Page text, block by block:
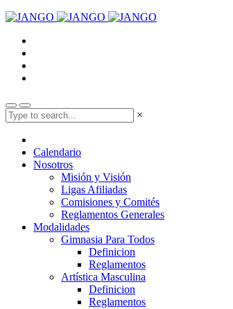
×
Calendario
Nosotros
Misión y Visión
Ligas Afiliadas
Comisiones y Comités
Reglamentos Generales
Modalidades
Gimnasia Para Todos
Definicion
Reglamentos
Artística Masculina
Definicion
Reglamentos